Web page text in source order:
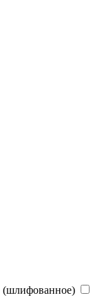
(шлифованное)